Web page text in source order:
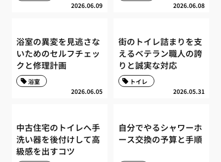
2026.06.09 2026.06.08
浴室の異変を見逃さな
いためのセルフチェッ
クと修理計画
2026.06.05
浴室
街のトイレ詰まりを支
えるベテラン職人の誇
りと誠実な対応
2026.05.31
トイレ
中古住宅のトイレへ手
洗い器を後付けして高
級感を出すコツ
自分でやるシャワーホ
ース交換の予算と手順